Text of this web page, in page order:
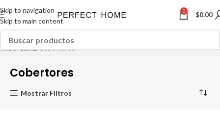
Skip to navigation
Skip to main content
0 $0.00
Inicio Cama Cobertores
Cobertores
Mostrar Filtros